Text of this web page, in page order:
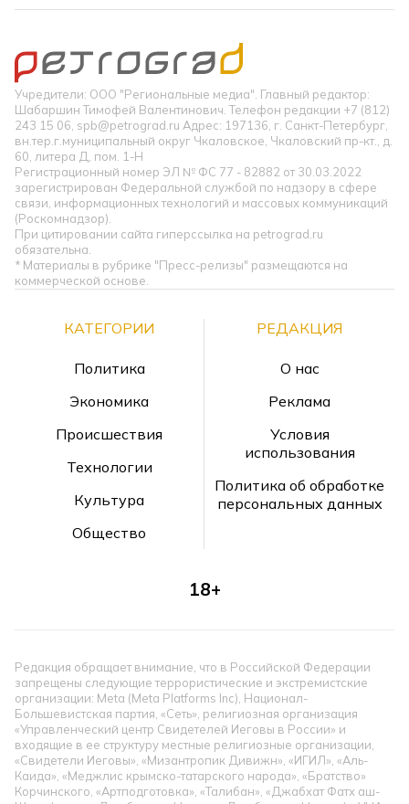
Учредители: ООО "Региональные медиа". Главный редактор:
Шабаршин Тимофей Валентинович. Телефон редакции +7 (812)
243 15 06, spb@petrograd.ru Адрес: 197136, г. Санкт-Петербург,
вн.тер.г.муниципальный округ Чкаловское, Чкаловский пр-кт., д.
60, литера Д, пом. 1-Н
Регистрационный номер ЭЛ № ФС 77 - 82882 от 30.03.2022
зарегистрирован Федеральной службой по надзору в сфере
связи, информационных технологий и массовых коммуникаций
(Роскомнадзор).
При цитировании сайта гиперссылка на petrograd.ru
обязательна.
* Материалы в рубрике "Пресс-релизы" размещаются на
коммерческой основе.
КАТЕГОРИИ
Политика
Экономика
Происшествия
Технологии
Культура
Общество
РЕДАКЦИЯ
О нас
Реклама
Условия
использования
Политика об обработке
персональных данных
18+
Редакция обращает внимание, что в Российской Федерации
запрещены следующие террористические и экстремистские
организации: Meta (Meta Platforms Inc), Национал-
Большевистская партия, «Сеть», религиозная организация
«Управленческий центр Свидетелей Иеговы в России» и
входящие в ее структуру местные религиозные организации,
«Свидетели Иеговы», «Мизантропик Дивижн», «ИГИЛ», «Аль-
Каида», «Меджлис крымско-татарского народа», «Братство»
Корчинского, «Артподготовка», «Талибан», «Джабхат Фатх аш-